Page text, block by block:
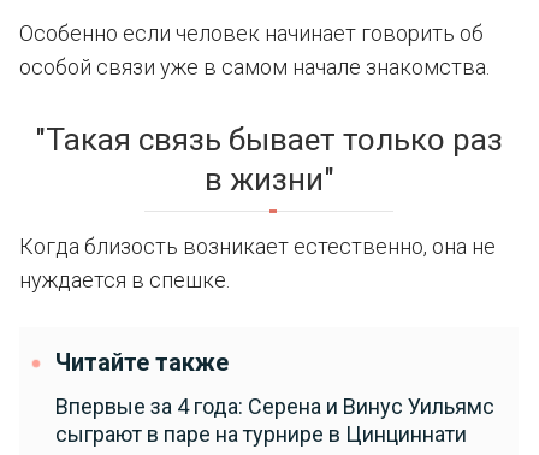
Особенно если человек начинает говорить об
особой связи уже в самом начале знакомства.
"Такая связь бывает только раз
в жизни"
Когда близость возникает естественно, она не
нуждается в спешке.
Читайте также
Впервые за 4 года: Серена и Винус Уильямс
сыграют в паре на турнире в Цинциннати